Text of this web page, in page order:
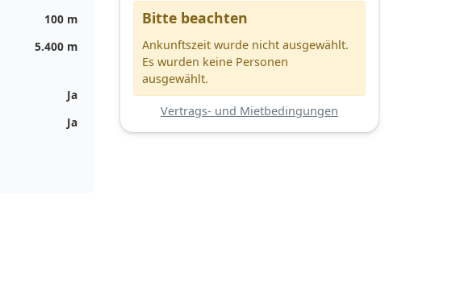
100 m
5.400 m
Ja
Ja
Bitte beachten
Ankunftszeit wurde nicht ausgewählt.
Es wurden keine Personen
ausgewählt.
Vertrags- und Mietbedingungen